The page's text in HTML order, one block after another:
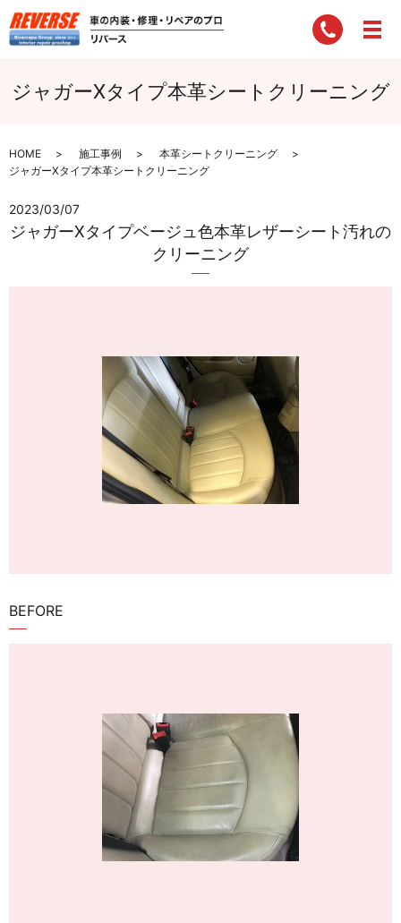
ジャガーXタイプ本革シートクリーニング
HOME 施工事例
本革シートクリーニング
ジャガーXタイプ本革シートクリーニング
2023/03/07
ジャガーXタイプベージュ色本革レザーシート汚れの
クリーニング
BEFORE